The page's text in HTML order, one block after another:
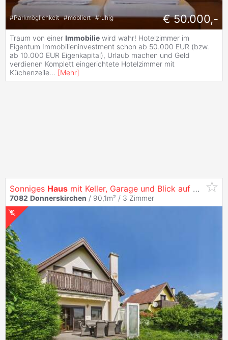
#Parkmöglichkeit #möbliert #ruhig € 50.000,-
Traum von einer Immobilie wird wahr! Hotelzimmer im
Eigentum Immobilieninvestment schon ab 50.000 EUR (bzw.
ab 10.000 EUR Eigenkapital), Urlaub machen und Geld
verdienen Komplett eingerichtete Hotelzimmer mit
Küchenzeile... [Mehr]
Sonniges Haus mit Keller, Garage und Blick auf Neusiedlersee zu
7082 Donnerskirchen / 90,1m² / 3 Zimmer